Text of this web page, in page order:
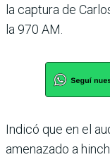
la captura de
la 970 AM.
Indicó que en el
amenazado a